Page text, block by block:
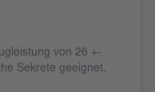
von 26 +-
Sekrete geeignet,